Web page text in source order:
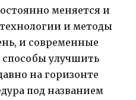
меняется и
и методы
и современные
улучшить
на горизонте
под названием